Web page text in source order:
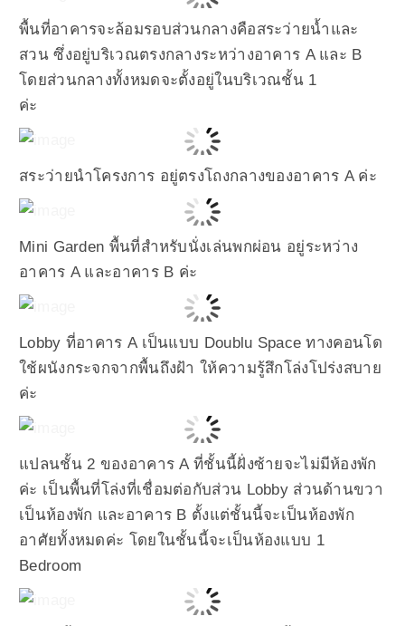
พื้นที่อาคารจะล้อมรอบส่วนกลางคือสระว่ายน้ำและ
สวน ซึ่งอยู่บริเวณตรงกลางระหว่างอาคาร A และ B
โดยส่วนกลางทั้งหมดจะตั้งอยู่ในบริเวณชั้น 1
ค่ะ
สระว่ายนำโครงการ อยู่ตรงโถงกลางของอาคาร A ค่ะ
Mini Garden พื้นที่สำหรับนั่งเล่นพกผ่อน อยู่ระหว่าง
อาคาร A และอาคาร B ค่ะ
Lobby ที่อาคาร A เป็นแบบ Doublu Space ทางคอนโด
ใช้ผนังกระจกจากพื้นถึงฝ้า ให้ความรู้สึกโล่งโปร่งสบาย
ค่ะ
แปลนชั้น 2 ของอาคาร A ที่ชั้นนี้ฝั่งซ้ายจะไม่มีห้องพัก
ค่ะ เป็นพื้นที่โล่งที่เชื่อมต่อกับส่วน Lobby ส่วนด้านขวา
เป็นห้องพัก และอาคาร B ตั้งแต่ชั้นนี้จะเป็นห้องพัก
อาศัยทั้งหมดค่ะ โดยในชั้นนี้จะเป็นห้องแบบ 1
Bedroom